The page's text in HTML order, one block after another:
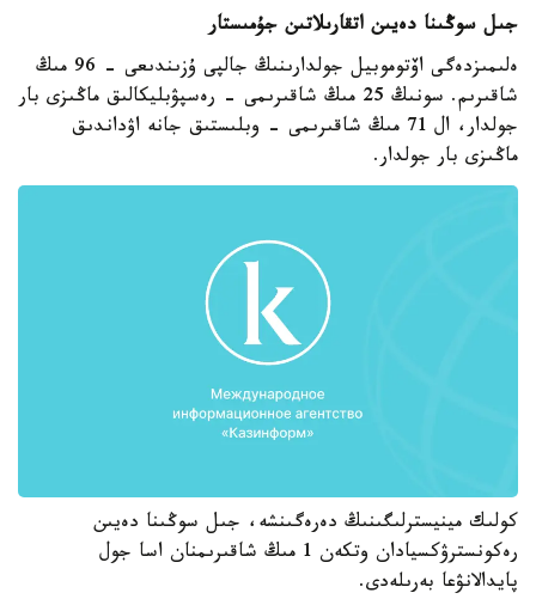
جىل سوڭىنا دەيىن اتقارىلاتىن جۇمىستار
ەلىمىزدەگى اۆتوموبيل جولدارىنىڭ جالپى ۇزىندىعى - 96 مىڭ
شاقىرىم. سونىڭ 25 مىڭ شاقىرىمى - رەسپۋبليكالىق ماڭىزى بار
جولدار، ال 71 مىڭ شاقىرىمى - وبلىستىق جانە اۋداندىق
ماڭىزى بار جولدار.
كولىك مينيسترلىگىنىڭ دەرەگىنشە، جىل سوڭىنا دەيىن
رەكونسترۋكسيادان وتكەن 1 مىڭ شاقىرىمنان اسا جول
پايدالانۋعا بەرىلەدى.